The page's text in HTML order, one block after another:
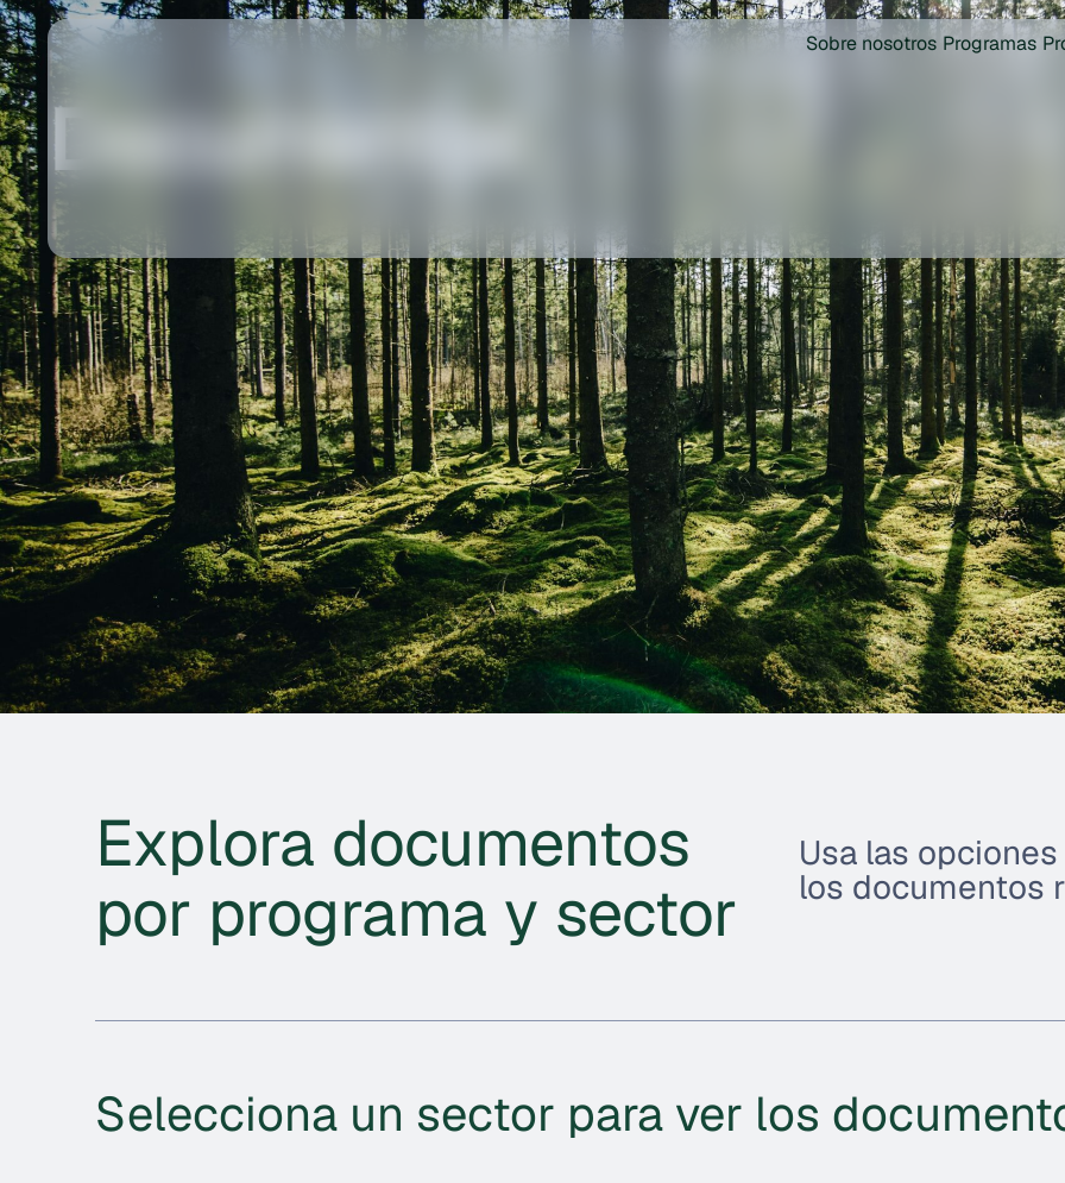
Sobre nosotros Programas
Documentos
Explora documentos
por programa y sector
Usa las
los documentos
Selecciona un sector para ver los